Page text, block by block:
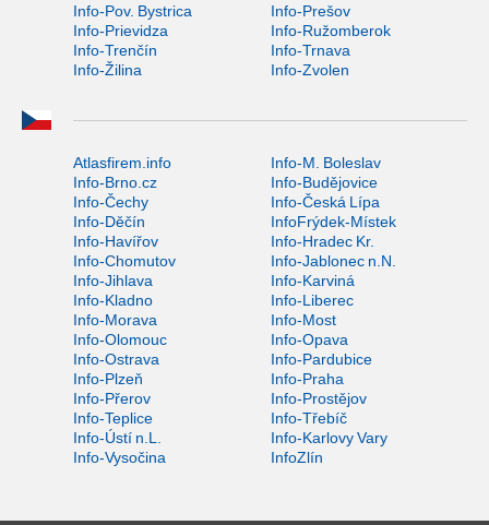
Info-Pov. Bystrica
Info-Prešov
Info-Prievidza
Info-Ružomberok
Info-Trenčín
Info-Trnava
Info-Žilina
Info-Zvolen
Atlasfirem.info
Info-M. Boleslav
Info-Brno.cz
Info-Budějovice
Info-Čechy
Info-Česká Lípa
Info-Děčín
InfoFrýdek-Místek
Info-Havířov
Info-Hradec Kr.
Info-Chomutov
Info-Jablonec n.N.
Info-Jihlava
Info-Karviná
Info-Kladno
Info-Liberec
Info-Morava
Info-Most
Info-Olomouc
Info-Opava
Info-Ostrava
Info-Pardubice
Info-Plzeň
Info-Praha
Info-Přerov
Info-Prostějov
Info-Teplice
Info-Třebíč
Info-Ústí n.L.
Info-Karlovy Vary
Info-Vysočina
InfoZlín